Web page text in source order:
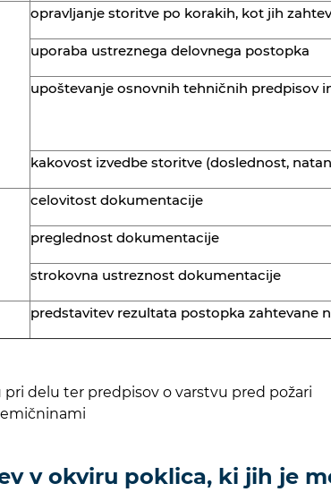
opravljanje storitve po korakih, kot jih
uporaba ustreznega delovnega postopka
upoštevanje osnovnih tehničnih predpisov
kakovost izvedbe storitve (doslednost,
celovitost dokumentacije
preglednost dokumentacije
strokovna ustreznost dokumentacije
predstavitev rezultata postopka zahtevane
delu ter predpisov o varstvu pred požari
v okviru poklica, ki jih je